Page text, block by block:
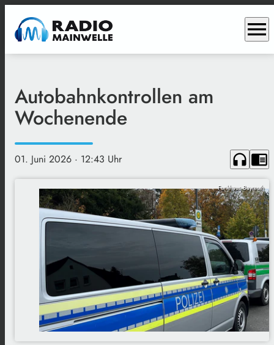
menu
Autobahnkontrollen am
Wochenende
01. Juni 2026 · 12:43 Uhr headphones chrome_reader_mode
Funkhaus Bayreuth